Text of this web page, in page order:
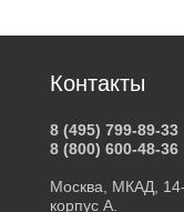
Контакты
8 (495) 799-89-33
8 (800) 600-48-36
Москва, МКАД,
корпус А.